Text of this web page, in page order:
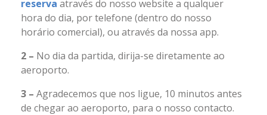
reserva através do nosso website a qualquer
hora do dia, por telefone (dentro do nosso
horário comercial), ou através da nossa app.
2 – No dia da partida, dirija-se diretamente ao
aeroporto.
3 – Agradecemos que nos ligue, 10 minutos antes
de chegar ao aeroporto, para o nosso contacto.